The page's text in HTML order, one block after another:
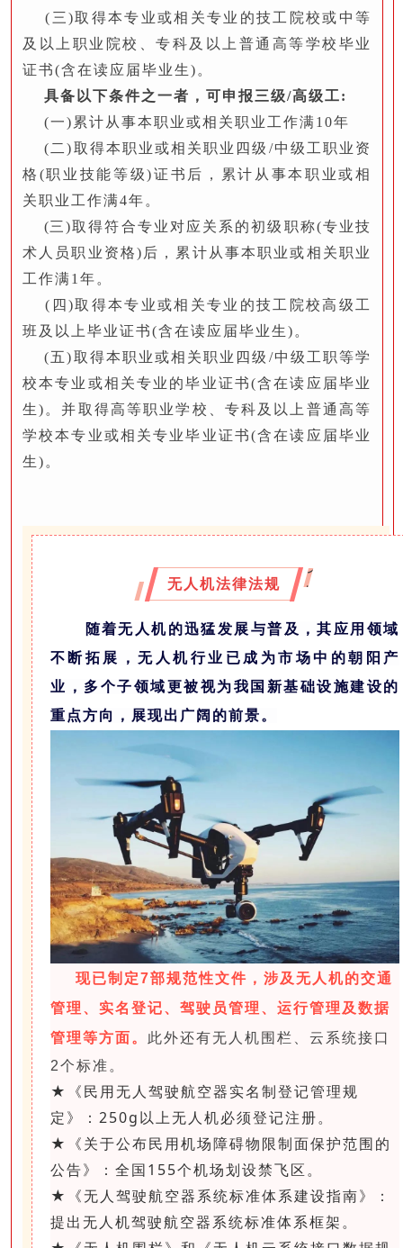
(三)取得本专业或相关专业的技工院校或中等
及以上职业院校、专科及以上普通高等学校毕业
证书(含在读应届毕业生)。
具备以下条件之一者，可申报三级/高级工:
(一)累计从事本职业或相关职业工作满10年
(二)取得本职业或相关职业四级/中级工职业资
格(职业技能等级)证书后，累计从事本职业或相
关职业工作满4年。
(三)取得符合专业对应关系的初级职称(专业技
术人员职业资格)后，累计从事本职业或相关职业
工作满1年。
(四)取得本专业或相关专业的技工院校高级工
班及以上毕业证书(含在读应届毕业生)。
(五)取得本职业或相关职业四级/中级工职等学
校本专业或相关专业的毕业证书(含在读应届毕业
生)。并取得高等职业学校、专科及以上普通高等
学校本专业或相关专业毕业证书(含在读应届毕业
生)。
无人机法律法规
人
随着无人机的迅猛发展与普及，其应用领域
不断拓展，无人机行业已成为市场中的朝阳产
业，多个子领域更被视为我国新基础设施建设的
重点方向，展现出广阔的前景。
现已制定7部规范性文件，涉及无人机的交通
管理、实名登记、驾驶员管理、运行管理及数据
管理等方面。 此外还有无人机围栏、云系统接口
2个标准。
★《民用无人驾驶航空器实名制登记管理规
定》：250g以上无人机必须登记注册。
★《关于公布民用机场障碍物限制面保护范围的
公告》：全国155个机场划设禁飞区。
★《无人驾驶航空器系统标准体系建设指南》：
提出无人机驾驶航空器系统标准体系框架。